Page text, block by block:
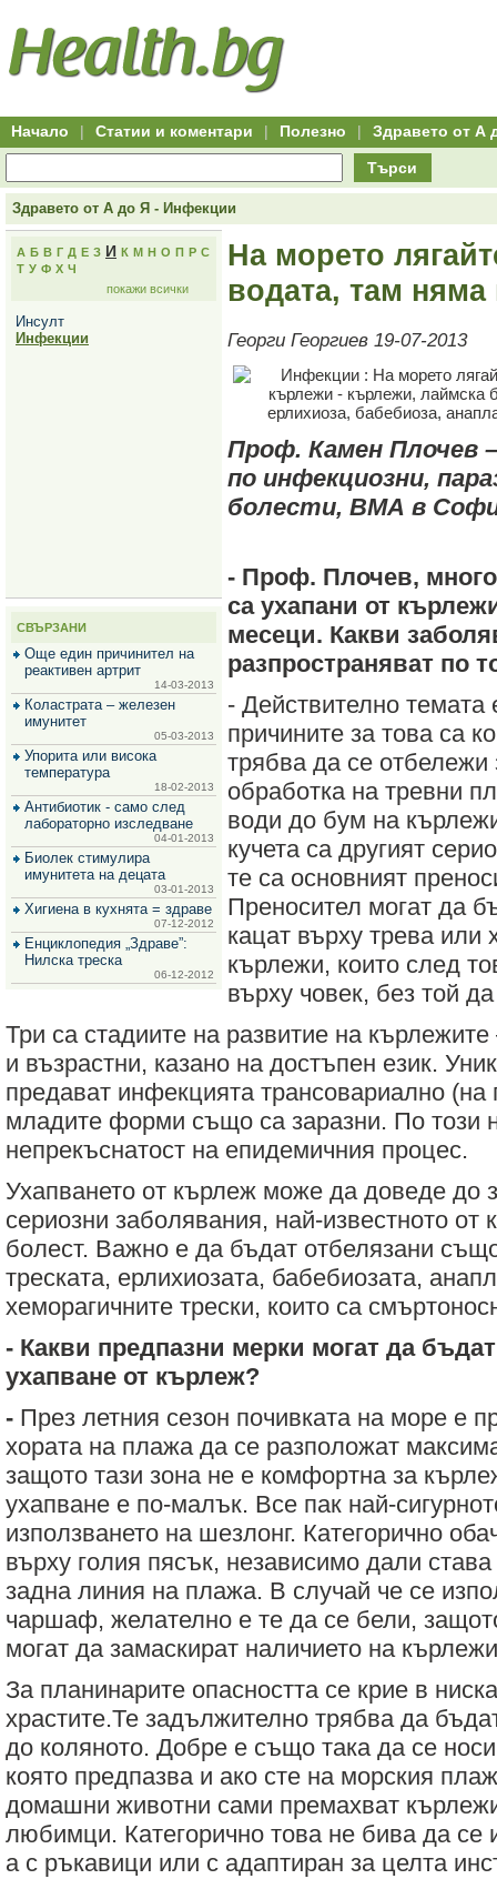
Всички
офети
за
Hitro.bg
Всички
оферти
Hitro.bg
оферти
Hitro.bg
във
всички
пазаруване
изгодни
оферти
50+
начало
Клуб
Начало | Статии и коментари | Полезно | Здравето от А
Търси
Здравето от А до Я - Инфекции
А Б В Г Д Е З И К М Н О П Р С
Т У Ф Х Ч
покажи всички
Инсулт
Инфекции
СВЪРЗАНИ
Още един причинител на
реактивен артрит
14-03-2013
Коластрата – железен
имунитет
05-03-2013
Упорита или висока
температура
18-02-2013
Антибиотик - само след
лабораторно изследване
04-01-2013
Биолек стимулира
имунитета на децата
03-01-2013
Хигиена в кухнята = здраве
07-12-2012
Енциклопедия „Здраве”:
Нилска треска
06-12-2012
На морето
водата, там
Георги Георгиев 19-07-2013
Проф. Камен Плочев
по инфекциозни,
болести, ВМА в
- Проф. Плочев, много
са ухапани от
месеци. Какви
разпространяват по
- Действително темата
причините за това са
трябва да се отбележи
обработка на тревни
води до бум на
кучета са другият
те са основният
Преносител могат да
кацат върху трева или
кърлежи, които след
върху човек, без той
Три са стадиите на развитие на
и възрастни, казано на достъпен език.
предават инфекцията трансовариално (на
младите форми също са заразни. По този
непрекъснатост на епидемичния процес.
Ухапването от кърлеж може да доведе до
сериозни заболявания, най-известното от
болест. Важно е да бъдат отбелязани
треската, ерлихиозата, бабебиозата,
хеморагичните трески, които са
- Какви предпазни мерки могат да
ухапване от кърлеж?
- През летния сезон почивката на море е
хората на плажа да се разположат
защото тази зона не е комфортна за
ухапване е по-малък. Все пак най-
използването на шезлонг. Категорично
върху голия пясък, независимо дали
задна линия на плажа. В случай че се
чаршаф, желателно е те да се бели,
могат да замаскират наличието на
За планинарите опасността се крие в
храстите.Те задължително трябва да
до коляното. Добре е също така да се
която предпазва и ако сте на морския
домашни животни сами премахват
любимци. Категорично това не бива да се
а с ръкавици или с адаптиран за целта